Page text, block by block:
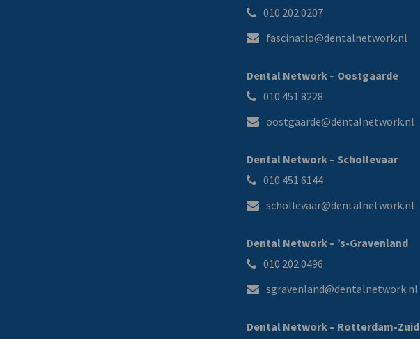
010 202 0207
fascinatio@dentalnetwork.nl
Dental Network – Oostgaarde
010 451 8228
oostgaarde@dentalnetwork.nl
Dental Network – Schollevaar
010 451 6144
schollevaar@dentalnetwork.nl
Dental Network – ’s-Gravenland
010 202 0496
sgravenland@dentalnetwork.nl
Dental Network – Rotterdam-Zuid